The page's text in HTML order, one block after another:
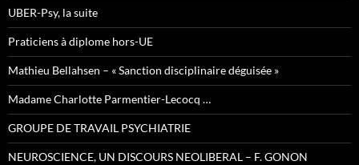
UBER-Psy, la suite
Praticiens à diplome hors-UE
Mathieu Bellahsen – « Sanction disciplinaire déguisée »
Madame Charlotte Parmentier-Lecocq …
GROUPE DE TRAVAIL PSYCHIATRIE
NEUROSCIENCE, UN DISCOURS NEOLIBERAL – F. GONON